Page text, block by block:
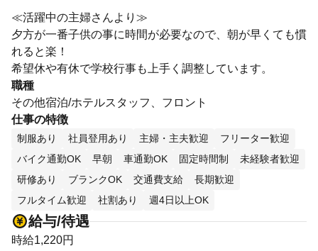
≪活躍中の主婦さんより≫
夕方が一番子供の事に時間が必要なので、朝が早くても慣
れると楽！
希望休や有休で学校行事も上手く調整しています。
職種
その他宿泊/ホテルスタッフ、フロント
仕事の特徴
制服あり 社員登用あり 主婦・主夫歓迎
フリーター歓迎
バイク通勤OK
早朝 車通勤OK 固定時間制
未経験者歓迎
研修あり
ブランクOK 交通費支給
長期歓迎
フルタイム歓迎
社割あり 週4日以上OK
給与/待遇
時給1,220円